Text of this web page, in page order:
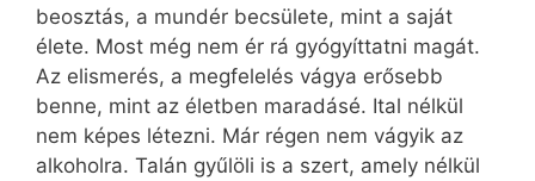
beosztás, a mundér becsülete, mint a saját
élete. Most még nem ér rá gyógyíttatni magát.
Az elismerés, a megfelelés vágya erősebb
benne, mint az életben maradásé. Ital nélkül
nem képes létezni. Már régen nem vágyik az
alkoholra. Talán gyűlöli is a szert, amely nélkül